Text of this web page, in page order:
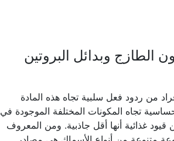
وبدائل البروتين
من ردود فعل سلبية تجاه هذه المادة
تجاه المكونات المختلفة الموجودة في
قيود غذائية أنها أقل جاذبية. ومن المعروف